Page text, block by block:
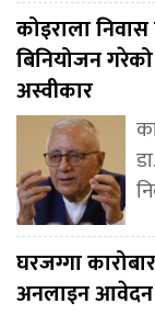
कोइराला
बिनियोजन
अस्वीकार
घरजग्गा
अनलाइन आवेदन